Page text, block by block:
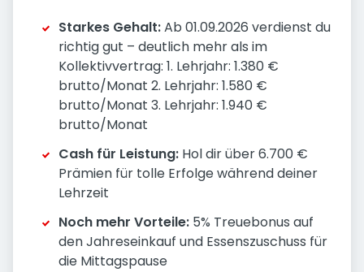
Starkes Gehalt:Ab 01.09.2026 verdienst du
richtig gut – deutlich mehr als im
Kollektivvertrag: 1. Lehrjahr: 1.380 €
brutto/Monat 2. Lehrjahr: 1.580 €
brutto/Monat 3. Lehrjahr: 1.940 €
brutto/Monat
Cash für Leistung: Hol dir über 6.700 €
Prämien für tolle Erfolge während deiner
Lehrzeit
Noch mehr Vorteile: 5% Treuebonus auf
den Jahreseinkauf und Essenszuschuss für
die Mittagspause